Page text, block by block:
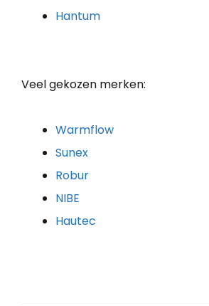
Hantum
Veel gekozen merken:
Warmflow
Sunex
Robur
NIBE
Hautec